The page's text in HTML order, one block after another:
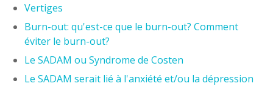
Vertiges
Burn-out: qu'est-ce que le burn-out? Comment
éviter le burn-out?
Le SADAM ou Syndrome de Costen
Le SADAM serait lié à l'anxiété et/ou la dépression